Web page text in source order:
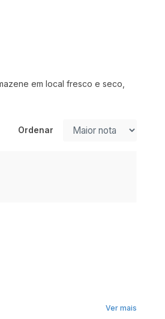
em local fresco e seco,
Ordenar
Ver mais